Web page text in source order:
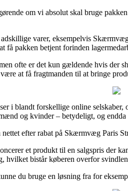
om vi absolut skal bruge
varer, eksempelvis
få pakken betjent forinden
ofte er det kun gældende hvis der
at få fragtmanden til at bringe
i blandt forskellige online
og kvinder – betydeligt, og
efter rabat på Skærmvæg Paris
et produkt til en salgspris der
bistår køberen overfor
du bruge en løsning fra for